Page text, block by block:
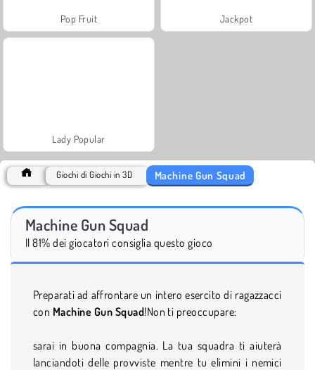
Pop Fruit Jackpot
Lady Popular
Giochi di Giochi in 3D Machine Gun Squad
Machine Gun Squad
Il 81% dei giocatori consiglia questo gioco
Preparati ad affrontare un intero esercito di ragazzacci
con Machine Gun Squad!Non ti preoccupare:
sarai in buona compagnia. La tua squadra ti aiuterà
lanciandoti delle provviste mentre tu elimini i nemici